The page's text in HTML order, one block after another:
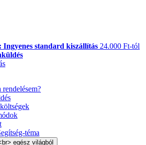
Ingyenes standard kiszállítás 24.000 Ft-tól
téma